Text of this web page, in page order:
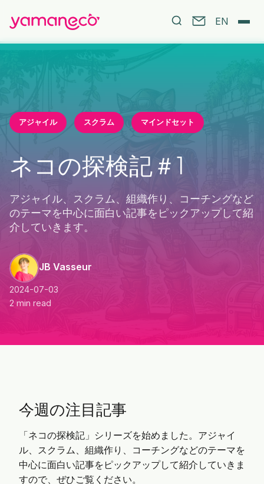
EN
アジャイル スクラム マインドセット
ネコの探検記＃1
アジャイル、スクラム、組織作り、コーチングなど
のテーマを中心に面白い記事をピックアップして紹
介していきます。
JB Vasseur
2024-07-03
2 min read
今週の注目記事
「ネコの探検記」シリーズを始めました。アジャイ
ル、スクラム、組織作り、コーチングなどのテーマを
中心に面白い記事をピックアップして紹介していきま
すので、ぜひご覧ください。